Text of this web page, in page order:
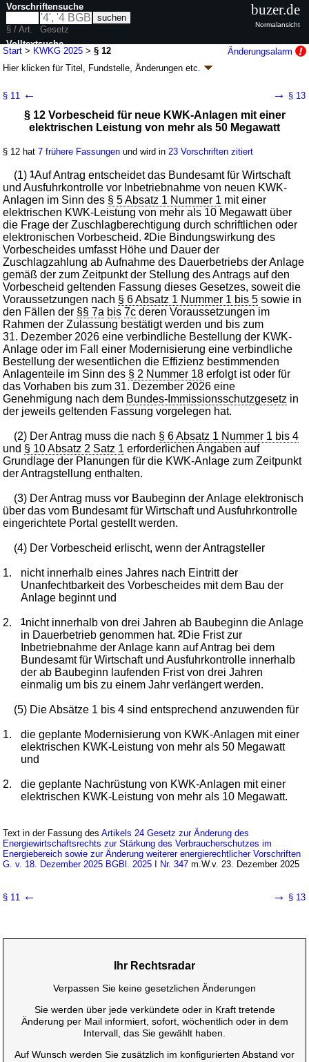
Start > KWKG 2025 >§ 12
Änderungsalarm
Hier klicken fürTitel, Fundstelle, Änderungen etc.
2025)
Artikel 1 G. v. 21.12.2015BGBl. I S. 2498( Nr. 55); zuletzt geändert durch
Artikel 24G. v. 18.12.2025BGBl. 2025 I Nr. 347
27 weitere Fassungen | Drucksachen / Entwurf / Begründung
wird in 200 Vorschriften zitiert
Abschnitt 2 Zuschlagzahlungen für KWK-Strom
§ 11 ← → § 13
§ 12 Vorbescheid für neue KWK-Anlagen mit einer
elektrischen Leistung von mehr als 50 Megawatt
§ 12 hat7 frühere Fassungen und wird in 23 Vorschriften zitiert
(1)1Auf Antrag entscheidet das Bundesamt für Wirtschaft
und Ausfuhrkontrolle vor Inbetriebnahme von neuen KWK-
Anlagen im Sinn des § 5 Absatz 1 Nummer 1 mit einer
elektrischen KWK-Leistung von mehr als 10 Megawatt über
die Frage der Zuschlagberechtigung durch schriftlichen oder
elektronischen Vorbescheid.2Die Bindungswirkung des
Vorbescheides umfasst Höhe und Dauer der
Zuschlagzahlung ab Aufnahme des Dauerbetriebs der Anlage
gemäß der zum Zeitpunkt der Stellung des Antrags auf den
Vorbescheid geltenden Fassung dieses Gesetzes, soweit die
Voraussetzungen nach § 6 Absatz 1 Nummer 1 bis 5 sowie in
den Fällen der §§ 7a bis 7c deren Voraussetzungen im
Rahmen der Zulassung bestätigt werden und bis zum
31. Dezember 2026 eine verbindliche Bestellung der KWK-
Anlage oder im Fall einer Modernisierung eine verbindliche
Bestellung der wesentlichen die Effizienz bestimmenden
Anlagenteile im Sinn des § 2 Nummer 18 erfolgt ist oder für
das Vorhaben bis zum 31. Dezember 2026 eine
Genehmigung nach dem Bundes-Immissionsschutzgesetz in
der jeweils geltenden Fassung vorgelegen hat.
(2) Der Antrag muss die nach § 6 Absatz 1 Nummer 1 bis 4
und § 10 Absatz 2 Satz 1 erforderlichen Angaben auf
Grundlage der Planungen für die KWK-Anlage zum Zeitpunkt
der Antragstellung enthalten.
(3) Der Antrag muss vor Baubeginn der Anlage elektronisch
über das vom Bundesamt für Wirtschaft und Ausfuhrkontrolle
eingerichtete Portal gestellt werden.
(4) Der Vorbescheid erlischt, wenn der Antragsteller
1.
nicht innerhalb eines Jahres nach Eintritt der
Unanfechtbarkeit des Vorbescheides mit dem Bau der
Anlage beginnt und
2. 1nicht innerhalb von drei Jahren ab Baubeginn die Anlage
in Dauerbetrieb genommen hat.2Die Frist zur
Inbetriebnahme der Anlage kann auf Antrag bei dem
Bundesamt für Wirtschaft und Ausfuhrkontrolle innerhalb
der ab Baubeginn laufenden Frist von drei Jahren
einmalig um bis zu einem Jahr verlängert werden.
(5) Die Absätze 1 bis 4 sind entsprechend anzuwenden für
1.
die geplante Modernisierung von KWK-Anlagen mit einer
elektrischen KWK-Leistung von mehr als 50 Megawatt
und
2.
die geplante Nachrüstung von KWK-Anlagen mit einer
elektrischen KWK-Leistung von mehr als 10 Megawatt.
Text in der Fassung desArtikels 24 Gesetz zur Änderung des
Energiewirtschaftsrechts zur Stärkung des Verbraucherschutzes im
Energiebereich sowie zur Änderung weiterer energierechtlicher Vorschriften
G. v. 18. Dezember 2025 BGBl. 2025 I Nr. 347 m.W.v. 23. Dezember 2025
§ 11 ← → § 13
Ihr Rechtsradar
Verpassen Sie keine gesetzlichen Änderungen
Sie werden über jede verkündete oder in Kraft tretende
Änderung per Mail informiert, sofort, wöchentlich oder in dem
Intervall, das Sie gewählt haben.
Auf Wunsch werden Sie zusätzlich im konfigurierten Abstand vor
Vorschriftensuche
§ / Art.
Gesetz
Volltextsuche
nur in KWKG 2025
buzer.de
Normalansicht